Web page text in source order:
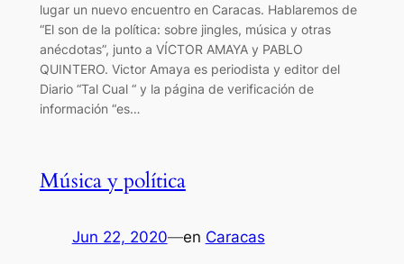
lugar un nuevo encuentro en Caracas. Hablaremos de
“El son de la política: sobre jingles, música y otras
anécdotas”, junto a VÍCTOR AMAYA y PABLO
QUINTERO. Victor Amaya es periodista y editor del
Diario “Tal Cual “ y la página de verificación de
información “es…
Música y política
Jun 22, 2020—en Caracas